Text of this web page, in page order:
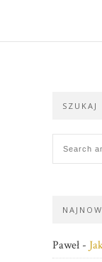
SZUKAJ
Paweł -